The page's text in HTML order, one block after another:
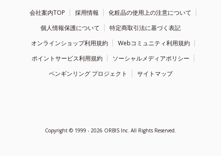
会社案内TOP 採用情報
化粧品の使用上の注意について
個人情報保護について
特定商取引法に基づく表記
オンラインショップ利用規約
Webコミュニティ利用規約
ポイントサービス利用規約
ソーシャルメディアポリシー
ペンギンリング プロジェクト
サイトマップ
Copyright © 1999 - 2026 ORBIS Inc. All Rights Reserved.